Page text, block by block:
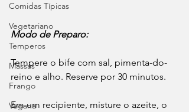
Comidas Típicas
Vegetariano
Temperos
Massas
Frango
Vegana
Modo de Preparo:
Tempere o bife com sal, pimenta-do-
reino e alho. Reserve por 30 minutos.
Em um recipiente, misture o azeite, o